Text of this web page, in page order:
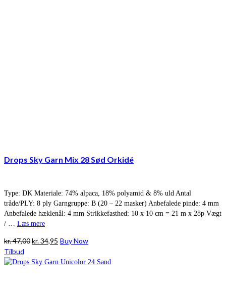
Drops Sky Garn Mix 28 Sød Orkidé
Type: DK Materiale: 74% alpaca, 18% polyamid & 8% uld Antal
tråde/PLY: 8 ply Garngruppe: B (20 – 22 masker) Anbefalede pinde: 4 mm
Anbefalede hæklenål: 4 mm Strikkefasthed: 10 x 10 cm = 21 m x 28p Vægt
/ … Læs mere
kr.47,00Den
pris
kr.34,95 Den
pris
Buy Now
Tilbud